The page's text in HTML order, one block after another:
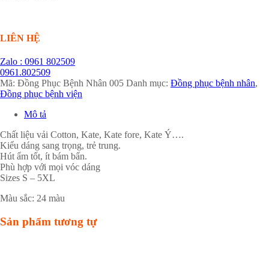
LIÊN HỆ
Zalo : 0961 802509
0961.802509
Mã: Đồng Phục Bệnh Nhân 005 Danh mục: Đồng phục bệnh nhân,
Đồng phục bệnh viện
Mô tả
Chất liệu vải Cotton, Kate, Kate fore, Kate Ý….
Kiểu dáng sang trọng, trẻ trung.
Hút ẩm tốt, ít bám bẩn.
Phù hợp với mọi vóc dáng
Sizes S – 5XL
Màu sắc: 24 màu
Sản phẩm tương tự